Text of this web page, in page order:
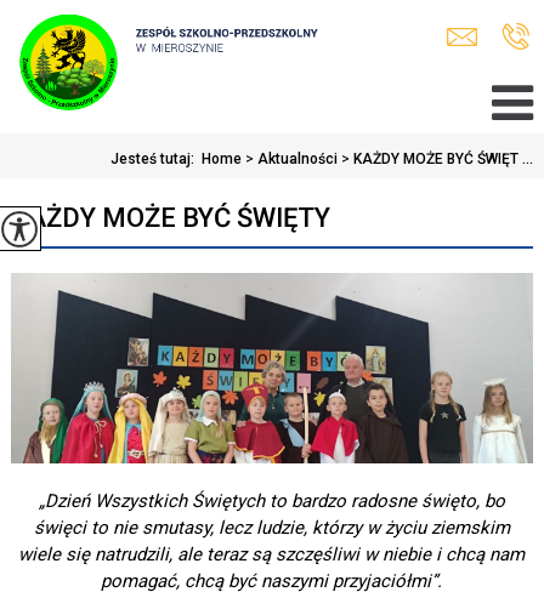
Jesteś tutaj: Home > Aktualności > KAŻDY MOŻE BYĆ ŚWIĘT ...
KAŻDY MOŻE BYĆ ŚWIĘTY
„Dzień Wszystkich Świętych to bardzo radosne święto, bo
święci tonie smutasy, lecz ludzie, którzy w życiu ziemskim
wiele się natrudzili, ale teraz są szczęśliwi w niebie i chcą nam
pomagać, chcą być naszymi przyjaciółmi”.